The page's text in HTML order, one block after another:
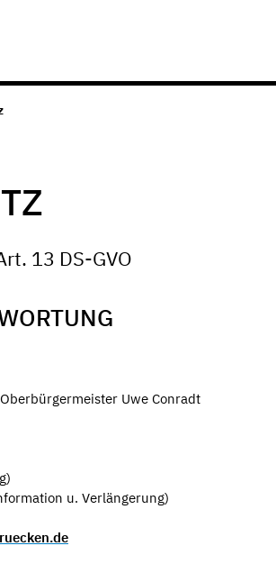
13 DS-GVO
Uwe Conradt
u. Verlängerung)